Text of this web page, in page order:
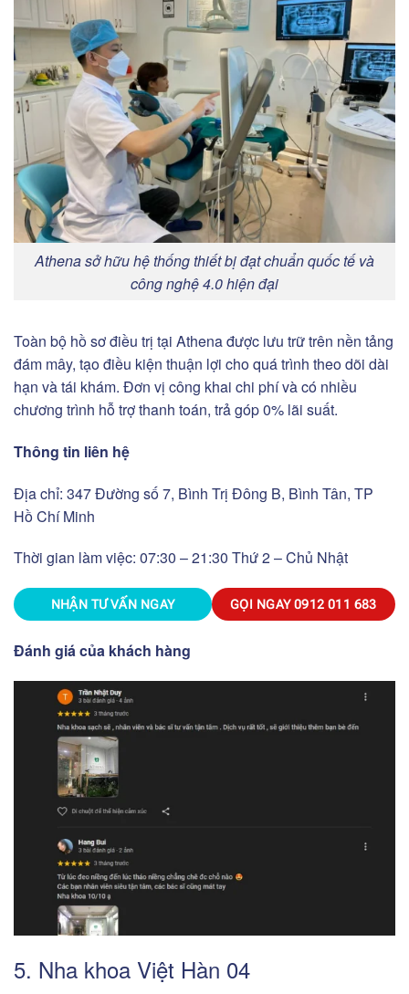
Athena sở hữu hệ thống thiết bị đạt chuẩn quốc tế và
công nghệ 4.0 hiện đại
Toàn bộ hồ sơ điều trị tại Athena được lưu trữ trên nền tảng
đám mây, tạo điều kiện thuận lợi cho quá trình theo dõi dài
hạn và tái khám. Đơn vị công khai chi phí và có nhiều
chương trình hỗ trợ thanh toán, trả góp 0% lãi suất.
Thông tin liên hệ
Địa chỉ: 347 Đường số 7, Bình Trị Đông B, Bình Tân, TP
Hồ Chí Minh
Thời gian làm việc: 07:30 – 21:30 Thứ 2 – Chủ Nhật
NHẬN TƯ VẤN NGAY GỌI NGAY0912 011 683
Đánh giá của khách hàng
5. Nha khoa Việt Hàn 04